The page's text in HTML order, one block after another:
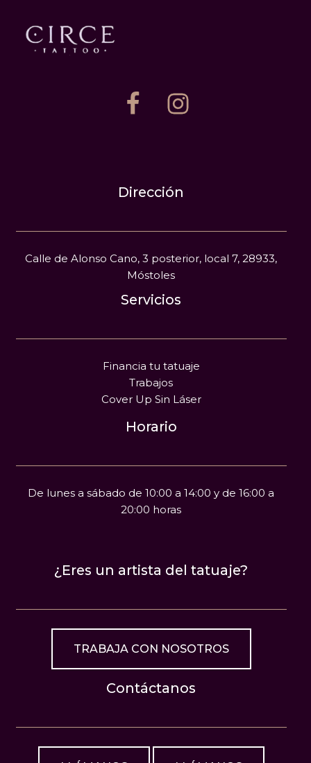
Dirección
Calle de Alonso Cano, 3 posterior, local 7, 28933,
Móstoles
Servicios
Financia tu tatuaje
Trabajos
Cover Up Sin Láser
Horario
De lunes a sábado de 10:00 a 14:00 y de 16:00 a
20:00 horas
¿Eres un artista del tatuaje?
TRABAJA CON NOSOTROS
Contáctanos